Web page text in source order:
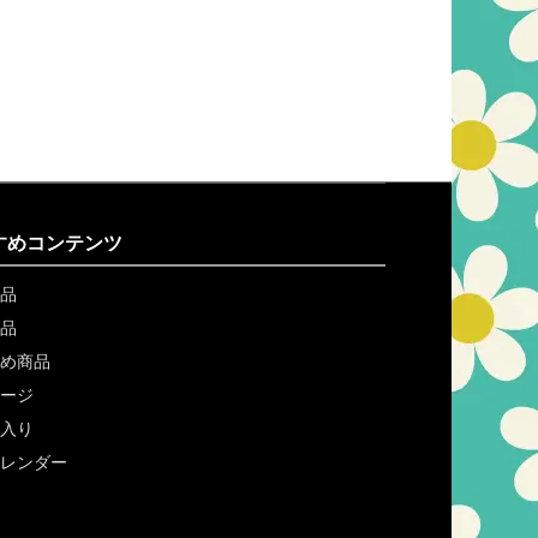
めコンテンツ
商品
ジ
り
ンダー